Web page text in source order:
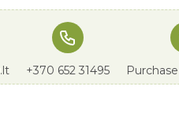
+370 652 31495